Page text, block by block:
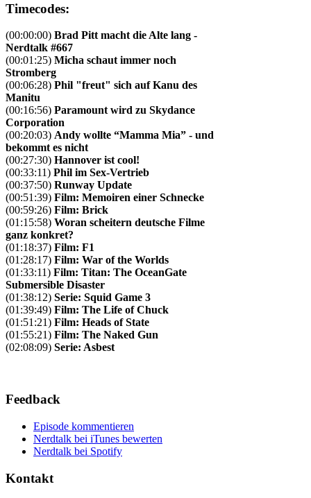
Timecodes:
(00:00:00) Brad Pitt macht die Alte lang -
Nerdtalk #667
(00:01:25) Micha schaut immer noch
Stromberg
(00:06:28) Phil "freut" sich auf Kanu des
Manitu
(00:16:56) Paramount wird zu Skydance
Corporation
(00:20:03) Andy wollte “Mamma Mia” - und
bekommt es nicht
(00:27:30) Hannover ist cool!
(00:33:11) Phil im Sex-Vertrieb
(00:37:50) Runway Update
(00:51:39) Film: Memoiren einer Schnecke
(00:59:26) Film: Brick
(01:15:58) Woran scheitern deutsche Filme
ganz konkret?
(01:18:37) Film: F1
(01:28:17) Film: War of the Worlds
(01:33:11) Film: Titan: The OceanGate
Submersible Disaster
(01:38:12) Serie: Squid Game 3
(01:39:49) Film: The Life of Chuck
(01:51:21) Film: Heads of State
(01:55:21) Film: The Naked Gun
(02:08:09) Serie: Asbest
Feedback
Episode kommentieren
Nerdtalk bei iTunes bewerten
Nerdtalk bei Spotify
Kontakt